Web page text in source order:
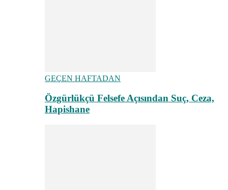
GEÇEN HAFTADAN
Özgürlükçü Felsefe Açısından Suç, Ceza,
Hapishane